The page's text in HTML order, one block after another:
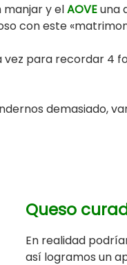
manjar y elAOVEuna
con este
para recordar 4
demasiado,
Queso
En realidad
así logramos un